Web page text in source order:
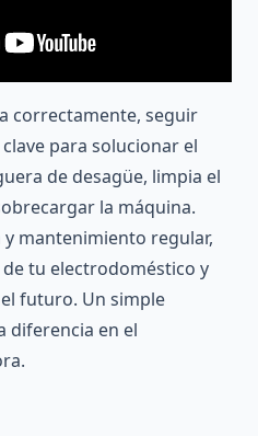
correctamente, seguir
para solucionar el
de desagüe, limpia el
la máquina.
mantenimiento regular,
tu electrodoméstico y
futuro. Un simple
diferencia en el